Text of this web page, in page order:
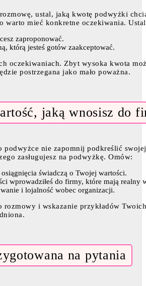
ustal, jaką kwotę podwyżki
warto mieć konkretne oczekiwania.
zaproponować.
którą jesteś gotów zaakceptować.
oczekiwaniach. Zbyt wysoka kwota
postrzegana jako mało poważna.
jaką wnosisz do
podwyżce nie zapomnij podkreślić
zasługujesz na podwyżkę. Omów:
świadczą o Twojej wartości.
wprowadziłeś do firmy, które mają realny
i lojalność wobec organizacji.
rozmowy i wskazanie przykładów
na pytania